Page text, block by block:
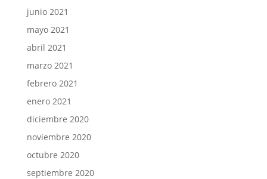
junio 2021
mayo 2021
abril 2021
marzo 2021
febrero 2021
enero 2021
diciembre 2020
noviembre 2020
octubre 2020
septiembre 2020